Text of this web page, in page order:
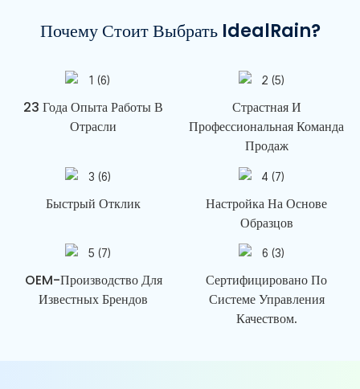
Почему Стоит Выбрать IdealRain?
23 Года Опыта Работы В
Отрасли
Страстная И
Профессиональная Команда
Продаж
Быстрый Отклик
Настройка На Основе
Образцов
OEM-Производство Для
Известных Брендов
Сертифицировано По
Системе Управления
Качеством.